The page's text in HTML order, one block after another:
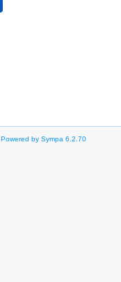
Powered by Sympa 6.2.70